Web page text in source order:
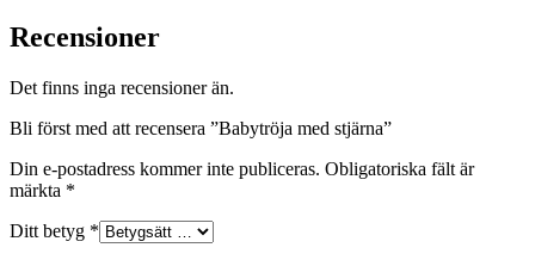
Recensioner
Det finns inga recensioner än.
Bli först med att recensera ”Babytröja med stjärna”
Din e-postadress kommer inte publiceras. Obligatoriska fält är
märkta *
Ditt betyg *